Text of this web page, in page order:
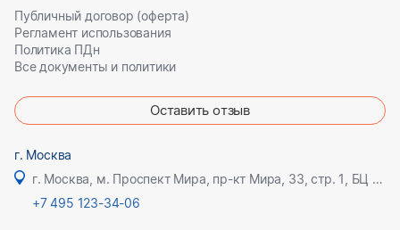
Публичный договор (оферта)
Регламент использования
Политика ПДн
Все документы и политики
Оставить отзыв
г. Москва
г. Москва, м. Проспект Мира, пр-кт Мира, 33, стр. 1, БЦ Олимпик плаза
+7 495 123-34-06